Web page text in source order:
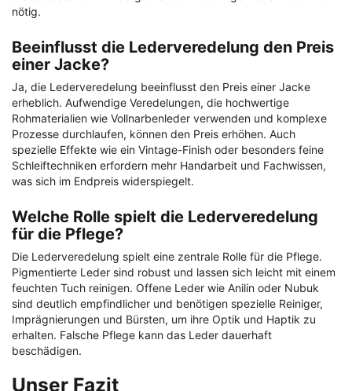
nötig.
Beeinflusst die Lederveredelung den Preis
einer Jacke?
Ja, die Lederveredelung beeinflusst den Preis einer Jacke
erheblich. Aufwendige Veredelungen, die hochwertige
Rohmaterialien wie Vollnarbenleder verwenden und komplexe
Prozesse durchlaufen, können den Preis erhöhen. Auch
spezielle Effekte wie ein Vintage-Finish oder besonders feine
Schleiftechniken erfordern mehr Handarbeit und Fachwissen,
was sich im Endpreis widerspiegelt.
Welche Rolle spielt die Lederveredelung
für die Pflege?
Die Lederveredelung spielt eine zentrale Rolle für die Pflege.
Pigmentierte Leder sind robust und lassen sich leicht mit einem
feuchten Tuch reinigen. Offene Leder wie Anilin oder Nubuk
sind deutlich empfindlicher und benötigen spezielle Reiniger,
Imprägnierungen und Bürsten, um ihre Optik und Haptik zu
erhalten. Falsche Pflege kann das Leder dauerhaft
beschädigen.
Unser Fazit